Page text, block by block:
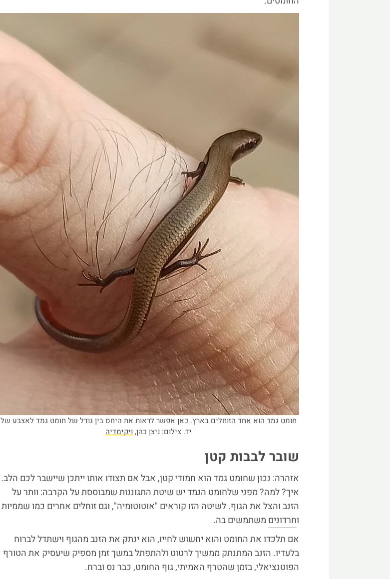
חומט גמד הוא אחד הזוחלים בארץ. כאן אפשר לראות את היחס בין גודל של חומט גמד לאצבע של
יד. צילום: ניצן כהן, ויקימדיה
שובר לבבות קטן
אזהרה: נכון שחומט גמד הוא חמודי קטן, אבל אם תצודו אותו ייתכן שיישבר לכם הלב.
איך? למה? מפני שלחומט הגמד יש שיטת התגוננות שמבוססת על הקרבה: וותר על
הזנב והצל את הגוף. לשיטה הזו קוראים "אוטוטומיה", וגם זוחלים אחרים כמו שממיות
וחרדונים משתמשים בה.
אם תלכדו את החומט והוא יחשוש לחייו, הוא ינתק את הזנב מהגוף וישתדל לברוח
בלעדיו. הזנב המתנתק ממשיך לרטוט ולהתפתל במשך זמן מספיק שיעסיק את הטורף
הפוטנציאלי, בזמן שהטרף האמיתי, גוף החומט, כבר נס וברח.